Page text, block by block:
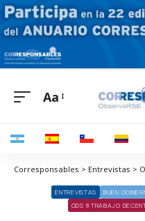
Aa
ENTREVISTAS BUEN
ODS 8 TRABAJO